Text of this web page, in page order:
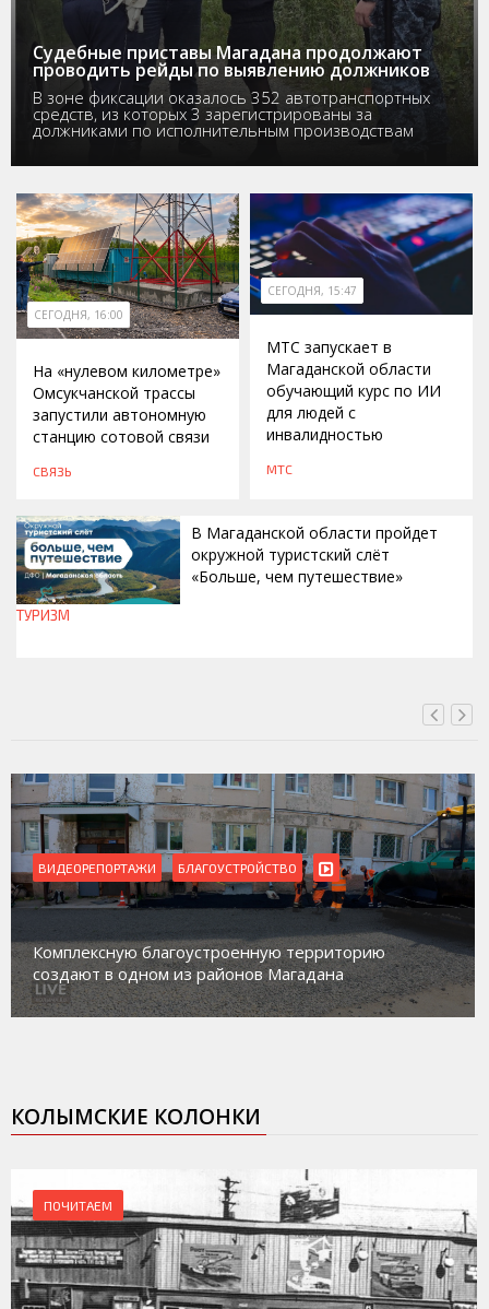
Судебные приставы Магадана продолжают
проводить рейды по выявлению должников
В зоне фиксации оказалось 352 автотранспортных
средств, из которых 3 зарегистрированы за
должниками по исполнительным производствам
СЕГОДНЯ, 16:00
На «нулевом километре»
Омсукчанской трассы
запустили автономную
станцию сотовой связи
СВЯЗЬ
СЕГОДНЯ, 15:47
МТС запускает в
Магаданской области
обучающий курс по ИИ
для людей с
инвалидностью
МТС
В Магаданской области пройдет
окружной туристский слёт
«Больше, чем путешествие»
ТУРИЗМ
ВИДЕОРЕПОРТАЖИ БЛАГОУСТРОЙСТВО
Комплексную благоустроенную территорию
создают в одном из районов Магадана
КОЛЫМСКИЕ КОЛОНКИ
ПОЧИТАЕМ